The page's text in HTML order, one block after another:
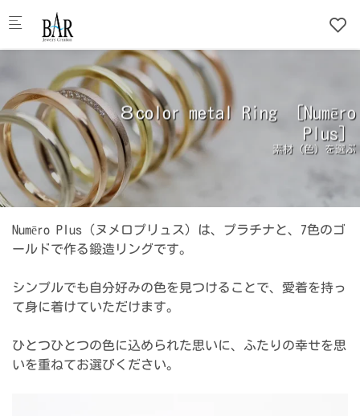
Skip to main content
８color metal Ring ［Numēro
Plus］
素材（色）を選ぶ
Numēro Plus（ヌメロプリュス）は、プラチナと、7色のゴ
ールドで作る鍛造リングです。
シンプルでも自分好みの色を見つけることで、愛着を持っ
て身に着けていただけます。
ひとつひとつの色に込められた思いに、ふたりの幸せを思
いを重ねてお選びください。